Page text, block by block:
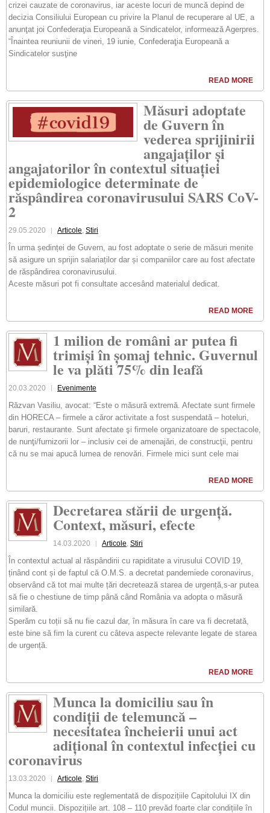
crizei cauzate de coronavirus, iar aceste locuri de muncă depind de
decizia Consiliului European cu privire la Planul de recuperare al UE, a
anunţat joi Confederaţia Europeană a Sindicatelor, informează Agerpres.
“Înaintea reuniunii de vineri, 19 iunie, Confederaţia Europeană a
Sindicatelor susţine
READ MORE
Măsuri adoptate
de Guvern în
vederea sprijinirii
angajaților și
angajatorilor în contextul situației
epidemiologice determinate de
răspândirea coronavirusului SARS CoV-
2
29.05.2020 Articole, Stiri
În urma ședinței de Guvern, au fost adoptate o serie de măsuri menite
să asigure un sprijin salariaților dar și companiilor care au fost afectate
de răspândirea coronavirusului.
Aceste măsuri pot fi consultate accesând materialul dedicat.
READ MORE
1 milion de români ar putea fi
trimiși în șomaj tehnic. Guvernul
le va plăti 75% din leafă
20.03.2020 Evenimente
Răzvan Vasiliu, avocat: “Este o măsură extremă. Afectate sunt firmele
din HORECA – firmele a căror activitate a fost suspendată – hoteluri,
baruri, restaurante. Sunt afectate şi firmele organizatoare de spectacole,
de nunţi/furnizorii lor – inclusiv cei de amenajări, de construcţii, pentru
că nu se mai apucă lumea de renovări. Firmele mici sunt cele mai
READ MORE
Decretarea stării de urgență.
Context, măsuri, efecte
14.03.2020 Articole, Stiri
În contextul actual al răspândirii cu rapiditate a virusului COVID 19,
ținând cont și de faptul că O.M.S. a decretat pandemiede coronavirus,
observând că tot mai multe țări decretează starea de urgență,s-ar putea
să fie o chestiune de timp până când România va adopta o măsură
similară.
Sperăm cu toții să nu fie cazul dar, în măsura în care va fi decretată,
este bine să fim la curent cu câteva aspecte relevante legate de starea
de urgență.
READ MORE
Munca la domiciliu sau în
condiții de telemuncă –
necesitatea încheierii unui act
adițional în contextul infecției cu
coronavirus
13.03.2020 Articole, Stiri
Munca la domiciliu este reglementată de dispozițiile Capitolului IX din
Codul muncii. Dispozițiile art. 108 – 110 prevăd foarte clar condițiile în